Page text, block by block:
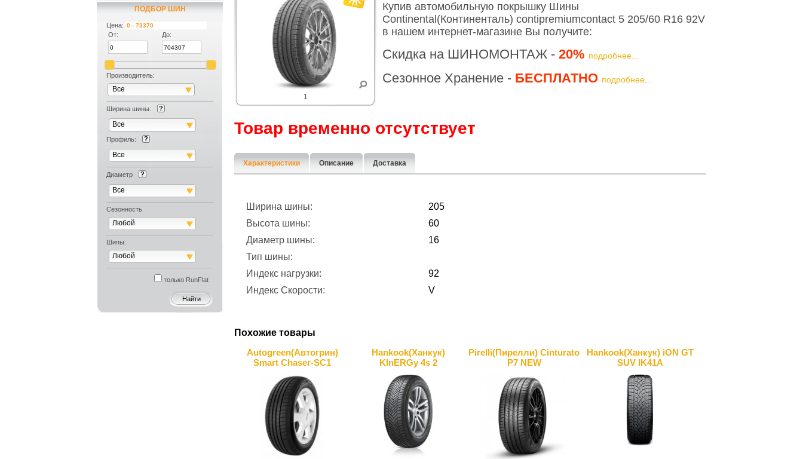
ПОДБОР ШИН
Цена:
От:
До:
Производитель:
Все
Ширина шины:
Все
Профиль:
Все
Диаметр
Все
Сезонность
Любой
Шипы:
Любой
только RunFlat
1
Купив автомобильную покрышку Шины
Continental(Континенталь) contipremiumcontact 5 205/60 R16 92V
в нашем интернет-магазине Вы получите:
Скидка на ШИНОМОНТАЖ - 20% подробнее...
Сезонное Хранение - БЕСПЛАТНО подробнее...
Товар временно отсутствует
Характеристики Описание Доставка
Ширина шины:
205
Высота шины:
60
Диаметр шины:
16
Тип шины:
Индекс нагрузки:
92
Индекс Скорости:
V
Похожие товары
Autogreen(Автогрин)
Smart Chaser-SC1
Hankook(Ханкук)
KInERGy 4s 2
Pirelli(Пирелли) Cinturato
P7 NEW
Hankook(Ханкук) iON GT
SUV IK41A